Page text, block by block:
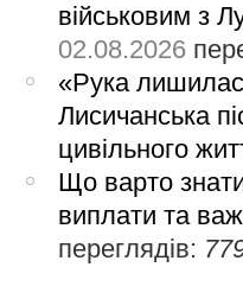
військовим з
02.08.2026
«Рука
Лисичанська
цивільного
Що варто
виплати та
переглядів: